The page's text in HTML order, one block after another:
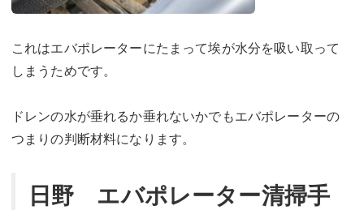
これはエバポレーターにたまって埃が水分を吸い取って
しまうためです。
ドレンの水が垂れるか垂れないかでもエバポレーターの
つまりの判断材料になります。
日野 エバポレーター清掃手